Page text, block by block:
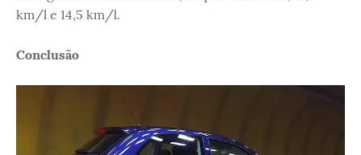
km/l e 14,5 km/l.
Conclusão